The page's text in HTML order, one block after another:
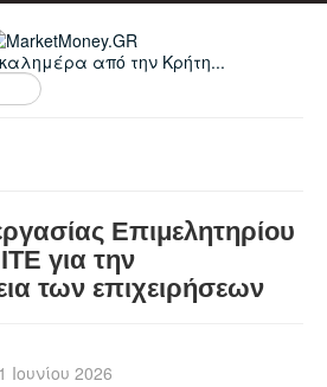
από την Κρήτη...
Επιμελητηρίου
για την
των επιχειρήσεων
2026